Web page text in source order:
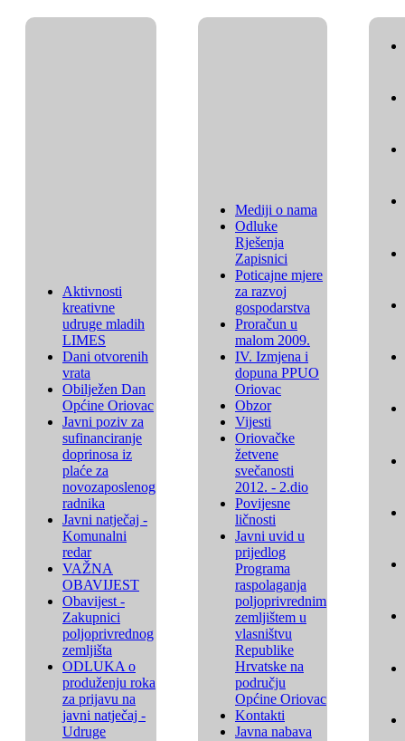
Aktivnosti
kreativne
udruge mladih
LIMES
Dani otvorenih
vrata
Obilježen Dan
Općine Oriovac
Javni poziv za
sufinanciranje
doprinosa iz
plaće za
novozaposlenog
radnika
Javni natječaj -
Komunalni
redar
VAŽNA
OBAVIJEST
Obavijest -
Zakupnici
poljoprivrednog
zemljišta
ODLUKA o
produženju roka
za prijavu na
javni natječaj -
Udruge
Mediji o nama
Odluke
Rješenja
Zapisnici
Poticajne mjere
za razvoj
gospodarstva
Proračun u
malom 2009.
IV. Izmjena i
dopuna PPUO
Oriovac
Obzor
Vijesti
Oriovačke
žetvene
svečanosti
2012. - 2.dio
Povijesne
ličnosti
Javni uvid u
prijedlog
Programa
raspolaganja
poljoprivrednim
zemljištem u
vlasništvu
Republike
Hrvatske na
području
Općine Oriovac
Kontakti
Javna nabava